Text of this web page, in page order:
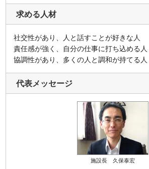
求める人材
社交性があり、人と話すことが好きな人
責任感が強く、自分の仕事に打ち込める人
協調性があり、多くの人と調和が持てる人
代表メッセージ
施設長 久保泰宏